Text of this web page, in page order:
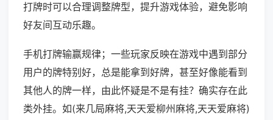
打牌时可以合理调整牌型，提升游戏体验，避免影响
好友间互动乐趣。
手机打牌输赢规律；一些玩家反映在游戏中遇到部分
用户的牌特别好，总是能拿到好牌，甚至好像能看到
其他人的牌一样，由此怀疑是不是有挂？确实存在此
类外挂。如(来几局麻将,天天爱柳州麻将,天天爱麻将)